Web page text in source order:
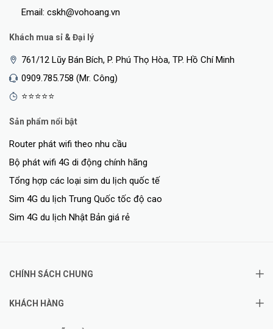
Email: cskh@vohoang.vn
Khách mua sỉ & Đại lý
761/12 Lũy Bán Bích, P. Phú Thọ Hòa, TP. Hồ Chí Minh
0909.785.758 (Mr. Công)
⭐⭐⭐⭐⭐
Sản phẩm nổi bật
Router phát wifi theo nhu cầu
Bộ phát wifi 4G di động chính hãng
Tổng hợp các loại sim du lịch quốc tế
Sim 4G du lịch Trung Quốc tốc độ cao
Sim 4G du lịch Nhật Bản giá rẻ
CHÍNH SÁCH CHUNG
KHÁCH HÀNG